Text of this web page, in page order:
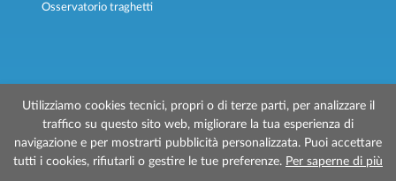
Osservatorio traghetti
© 2026 Traghettilines è gestito da Prenotazioni24 s.r.l.
Sede Operativa: Via Casa del Duca, 1 - 57037 Portoferraio (LI)
Utilizziamo cookies tecnici, propri o di terze parti, per analizzare il
traffico su questo sito web, migliorare la tua esperienza di
navigazione e per mostrarti pubblicità personalizzata. Puoi accettare
tutti i cookies, rifiutarli o gestire le tue preferenze. Per saperne di più